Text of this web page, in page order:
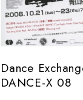
Dance
DANCE-X 08